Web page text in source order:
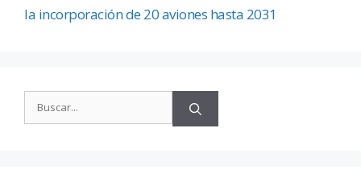
la incorporación de 20 aviones hasta 2031